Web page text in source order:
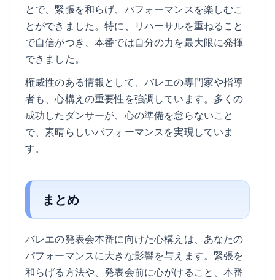
とで、緊張を和らげ、パフォーマンスを楽しむこ
とができました。特に、リハーサルを重ねること
で自信がつき、本番では自分の力を最大限に発揮
できました。
権威性のある情報として、バレエの専門家や指導
者も、心構えの重要性を強調しています。多くの
成功したダンサーが、心の準備を怠らないこと
で、素晴らしいパフォーマンスを実現していま
す。
まとめ
バレエの発表会本番に向けた心構えは、あなたの
パフォーマンスに大きな影響を与えます。緊張を
和らげる方法や、発表会前に心がけること、本番